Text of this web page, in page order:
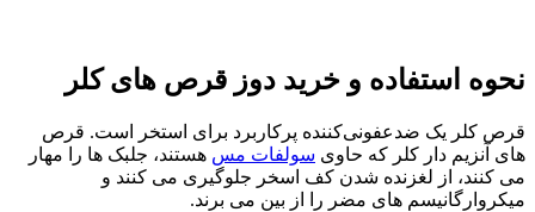
نحوه استفاده و خرید دوز قرص‌ های کلر
قرص کلر یک ضدعفونی‌کننده پرکاربرد برای استخر است. قرص‌
های آنزیم دار کلر که حاوی سولفات مس هستند، جلبک‌ ها را مهار
می‌ کنند، از لغزنده شدن کف اسخر جلوگیری می‌ کنند و
میکروارگانیسم‌ های مضر را از بین می‌ برند.